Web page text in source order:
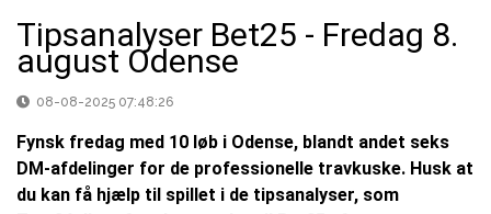
Tipsanalyser Bet25 - Fredag 8.
august Odense
08-08-2025 07:48:26
Fynsk fredag med 10 løb i Odense, blandt andet seks
DM-afdelinger for de professionelle travkuske. Husk at
du kan få hjælp til spillet i de tipsanalyser, som